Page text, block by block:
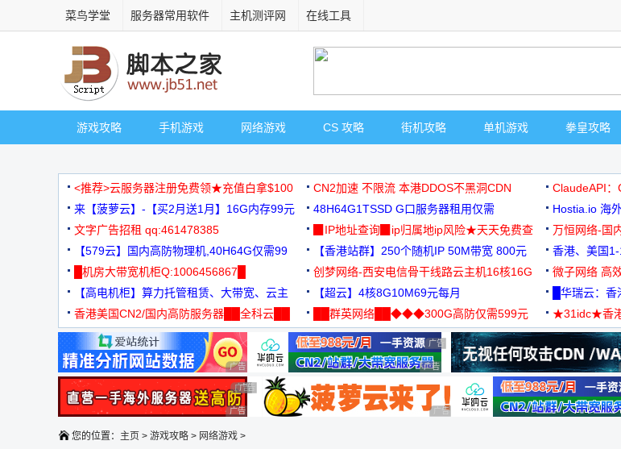
菜鸟学堂 服务器常用软件 主机测评网 在线工具
游戏攻略 手机游戏 网络游戏 CS 攻略 街机攻略 单机游戏 拳皇攻略
<推荐>云服务器注册免费领★充值白拿$100 CN2加速 不限流 本港DDOS不黑洞CDN ClaudeAPI
来【菠萝云】-【买2月送1月】16G内存99元
48H64G1TSSD G口服务器租用仅需
3000+可免费测试
Hostia.io 海
文字广告招租 qq:461478385
▉IP地址查询▉ip归属地ip风险★天天免费查
万恒网络-国
99元/月起
【579云】国内高防物理机,40H64G仅需99
元
【香港站群】250个随机IP 50M带宽 800元 香港、美国
█机房大带宽机柜Q:1006456867█
创梦网络-西安电信骨干线路云主机16核16G
88元/月
微子网络 高
【高电机柜】算力托管租赁、大带宽、云主
机
【超云】4核8G10M69元每月 █华瑞云：
香港美国CN2/国内高防服务器██全科云██
██群英网络██◆◆◆300G高防仅需599元
◆◆◆
★31idc★香
用◆
广告 商业广告，理性选择 广告 商业广告，理性选择
广告 商业广告，理性选择
广告 商业广告，理性选择
广告 商业广告，理性选择
广告 商业广告，理性选择
广告 商业广告，理性选择
您的位置： 主页 > 游戏攻略 > 网络游戏 >